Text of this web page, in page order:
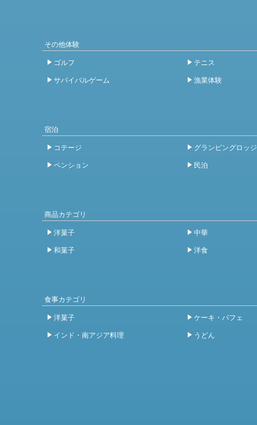
その他体験
ゴルフ
テニス
サバイバルゲーム
漁業体験
宿泊
コテージ
グランピングロッジ
ペンション
民泊
商品カテゴリ
洋菓子
中華
和菓子
洋食
食事カテゴリ
洋菓子
ケーキ・パフェ
インド・南アジア料理
うどん